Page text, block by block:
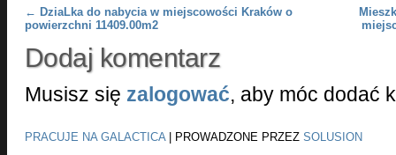
Post navigation
← DziaLka do nabycia w miejscowości Kraków o
powierzchni 11409.00m2
Dodaj komentarz
Musisz się zalogować, aby móc dodać
PRACUJE NA GALACTICA| PROWADZONE PRZEZ SOLUSION